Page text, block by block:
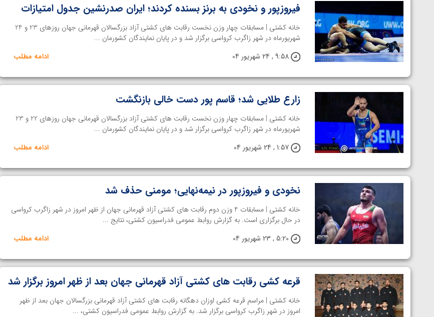
فیروزپور و نخودی به برنز بسنده کردند؛ ایران صدرنشین جدول امتیازات
خانه کشتی | مسابقات چهار وزن نخست رقابت های کشتی آزاد بزرگسالان قهرمانی جهان روزهای 23 و 24
شهریورماه در شهر زاگرب کرواسی برگزار شد و در پایان نمایندگان کشورمان ...
9:58 , 24 شهریور 04
ادامه مطلب
زارع طلایی شد؛ قاسم پور دست خالی بازنگشت
خانه کشتی | مسابقات چهار وزن نخست رقابت های کشتی آزاد بزرگسالان قهرمانی جهان روزهای 22 و 23
شهریورماه در شهر زاگرب کرواسی برگزار شد و در پایان نمایندگان کشورمان ...
1:57 , 24 شهریور 04
ادامه مطلب
نخودی و فیروزپور در نیمه‌نهایی؛ مومنی حذف شد
خانه کشتی | مسابقات 4 وزن دوم رقابت های کشتی آزاد قهرمانی جهان از ظهر امروز در شهر زاگرب کرواسی
در حال برگزاری است. به گزارش روابط عمومی فدراسیون کشتی، نتایج ...
5:20 , 23 شهریور 04
ادامه مطلب
قرعه کشی رقابت های کشتی آزاد قهرمانی جهان بعد از ظهر امروز برگزار شد
خانه کشتی | مراسم قرعه کشی اوزان دهگانه رقابت های کشتی آزاد قهرمانی بزرگسالان جهان بعد از ظهر
امروز در شهر زاگرب کرواسی برگزار شد. به گزارش روابط عمومی فدراسیون کشتی، ...
امین میرزازاده
ویدیو؛ باخت امین کاویانی نژاد مقابل مالخاز آمویان از
ویدیو؛ صعود حسن یزدانی به فینال المپیک با برتری مقابل